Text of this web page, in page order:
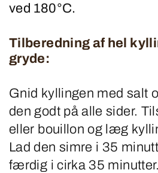
ved 180°C.
Tilberedning af hel
gryde:
Gnid kyllingen med salt
den godt på alle sider.
eller bouillon og læg
Lad den simre i 35
færdig i cirka 35 minutter.